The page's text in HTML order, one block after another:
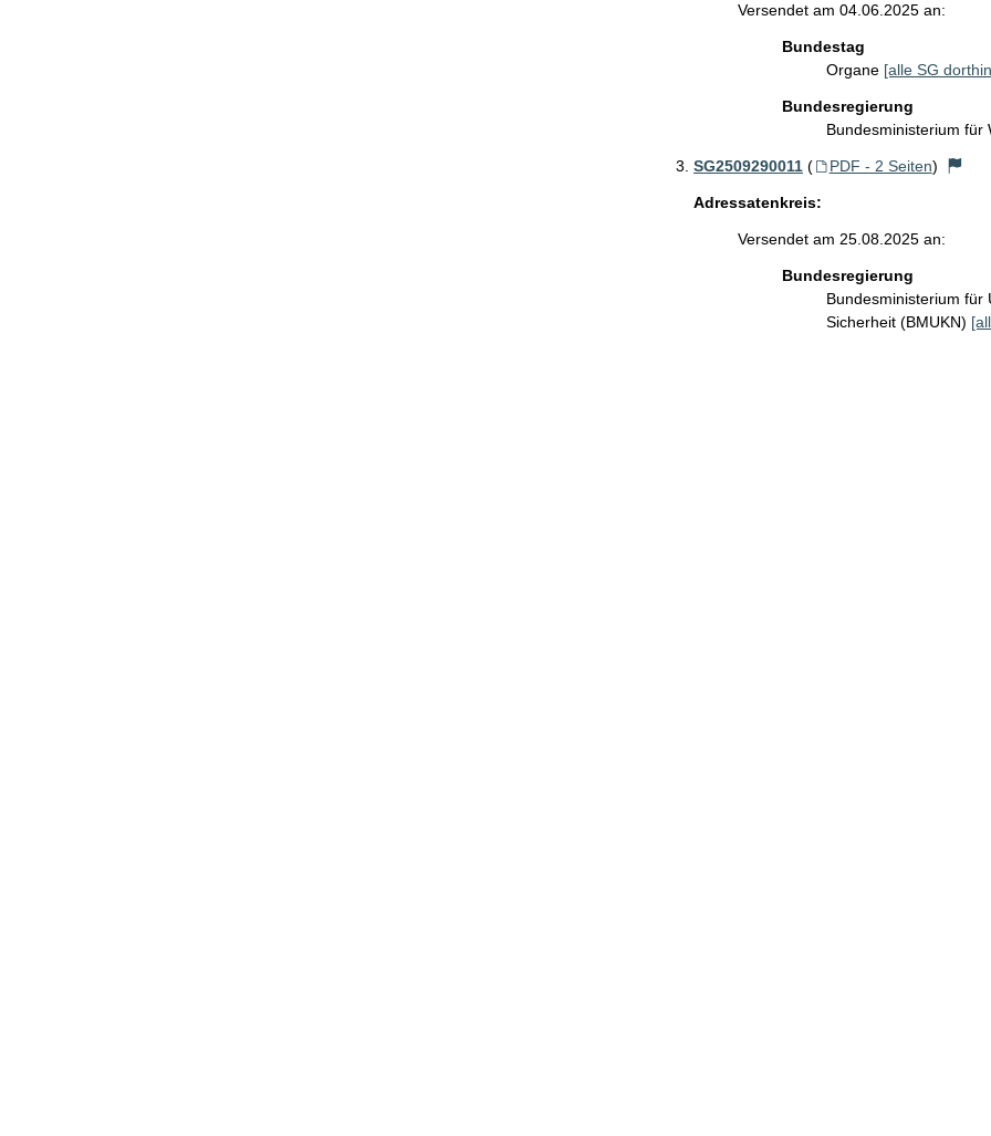
Versendet am 04.06.2025 an:
Bundestag
Organe [alle SG
Bundesregierung
Bundesministerium
SG2509290011 ( PDF - 2 Seiten)
Adressatenkreis:
Versendet am 25.08.2025 an:
Bundesregierung
Bundesministerium für
Sicherheit (BMUKN)